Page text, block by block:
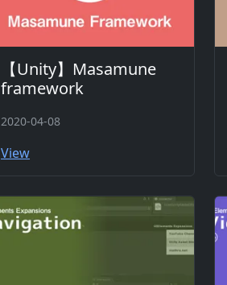
【Unity】Masamune
framework
2020-04-08
View